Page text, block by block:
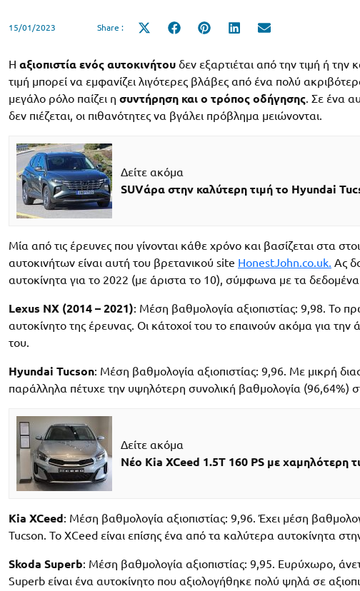
15/01/2023 Share :
Share
Share
Share
Share
Η αξιοπιστία ενός αυτοκινήτου δεν εξαρτιέται από την τιμή ή
τιμή μπορεί να εμφανίζει λιγότερες βλάβες από ένα πολύ
μεγάλο ρόλο παίζει η συντήρηση και ο τρόπος οδήγησης. Σε ένα
δεν πιέζεται, οι πιθανότητες να βγάλει πρόβλημα μειώνονται.
Δείτε ακόμα
SUVάρα στην καλύτερη τιμή το Hyundai
Μία από τις έρευνες που γίνονται κάθε χρόνο και βασίζεται στα
αυτοκινήτων είναι αυτή του βρετανικού site HonestJohn.co.uk. Ας
αυτοκίνητα για το 2022 (με άριστα το 10), σύμφωνα με τα
Lexus NX (2014 – 2021): Μέση βαθμολογία αξιοπιστίας: 9,98. Το
αυτοκίνητο της έρευνας. Οι κάτοχοί του το επαινούν ακόμα για
του.
Hyundai Tucson: Μέση βαθμολογία αξιοπιστίας: 9,96. Με μικρή
παράλληλα πέτυχε την υψηλότερη συνολική βαθμολογία (96,64%)
Δείτε ακόμα
Νέο Kia XCeed 1.5T 160 PS με χαμηλότερη
Kia XCeed: Μέση βαθμολογία αξιοπιστίας: 9,96. Έχει μέση
Tucson. Το XCeed είναι επίσης ένα από τα καλύτερα αυτοκίνητα
Skoda Superb: Μέση βαθμολογία αξιοπιστίας: 9,95. Ευρύχωρο,
Superb είναι ένα αυτοκίνητο που αξιολογήθηκε πολύ ψηλά σε